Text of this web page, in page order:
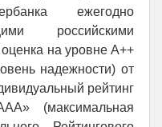
ежегодно
российскими
на уровне А++
надежности) от
рейтинг
(максимальная